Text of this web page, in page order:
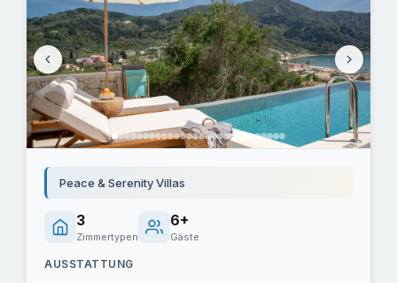
Peace & Serenity Villas
3
Zimmertypen
6+
Gäste
AUSSTATTUNG